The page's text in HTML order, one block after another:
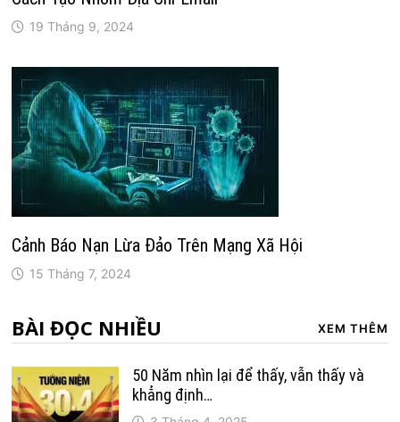
19 Tháng 9, 2024
Cảnh Báo Nạn Lừa Đảo Trên Mạng Xã Hội
15 Tháng 7, 2024
BÀI ĐỌC NHIỀU XEM THÊM
50 Năm nhìn lại để thấy, vẫn thấy và
khẳng định…